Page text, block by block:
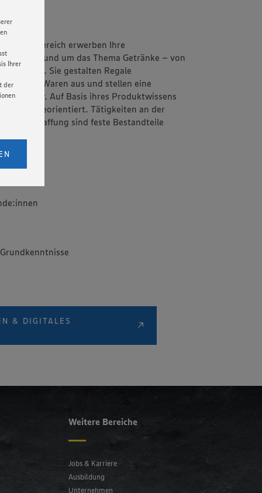
Ihrer
der
erwerben Ihre
rund um das Thema Getränke – von
Sie gestalten Regale
Waren aus und stellen eine
sicher. Auf Basis ihres Produktwissens
serviceorientiert. Tätigkeiten an der
sind feste Bestandteile
& DIGITALES
Weitere Bereiche
Jobs & Karriere
Ausbildung
Unternehmen